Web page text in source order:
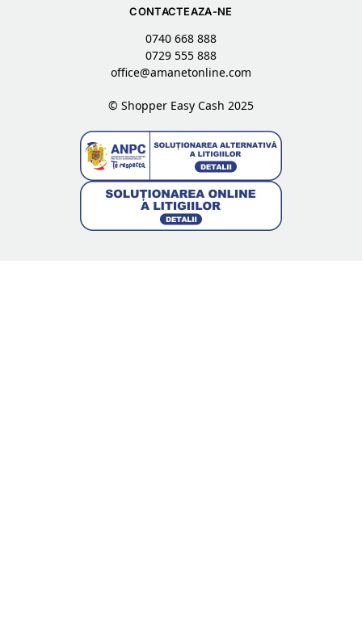
CONTACTEAZA-NE
0740 668 888
0729 555 888
office@amanetonline.com
© Shopper Easy Cash 2025